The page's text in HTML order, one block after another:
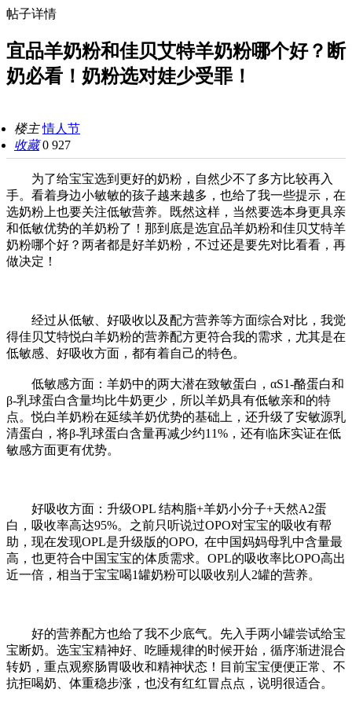
帖子详情
宜品羊奶粉和佳贝艾特羊奶粉哪个好？断
奶必看！奶粉选对娃少受罪！
楼主情人节
收藏 0 927
为了给宝宝选到更好的奶粉，自然少不了多方比较再入
手。看着身边小敏敏的孩子越来越多，也给了我一些提示，在
选奶粉上也要关注低敏营养。既然这样，当然要选本身更具亲
和低敏优势的羊奶粉了！那到底是选宜品羊奶粉和佳贝艾特羊
奶粉哪个好？两者都是好羊奶粉，不过还是要先对比看看，再
做决定！
经过从低敏、好吸收以及配方营养等方面综合对比，我觉
得佳贝艾特悦白羊奶粉的营养配方更符合我的需求，尤其是在
低敏感、好吸收方面，都有着自己的特色。
低敏感方面：羊奶中的两大潜在致敏蛋白，αS1-酪蛋白和
β-乳球蛋白含量均比牛奶更少，所以羊奶具有低敏亲和的特
点。悦白羊奶粉在延续羊奶优势的基础上，还升级了安敏源乳
清蛋白，将β-乳球蛋白含量再减少约11%，还有临床实证在低
敏感方面更有优势。
好吸收方面：升级OPL 结构脂+羊奶小分子+天然A2蛋
白，吸收率高达95%。之前只听说过OPO对宝宝的吸收有帮
助，现在发现OPL是升级版的OPO, 在中国妈妈母乳中含量最
高，也更符合中国宝宝的体质需求。OPL的吸收率比OPO高出
近一倍，相当于宝宝喝1罐奶粉可以吸收别人2罐的营养。
好的营养配方也给了我不少底气。先入手两小罐尝试给宝
宝断奶。选宝宝精神好、吃睡规律的时候开始，循序渐进混合
转奶，重点观察肠胃吸收和精神状态！目前宝宝便便正常、不
抗拒喝奶、体重稳步涨，也没有红红冒点点，说明很适合。